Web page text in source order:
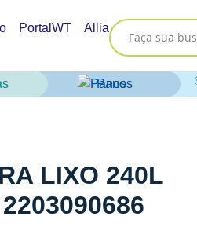
PortalWT Allia
Panos
LIXO 240L